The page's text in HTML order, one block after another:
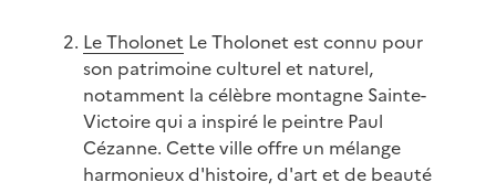
Le Tholonet Le Tholonet est connu pour
son patrimoine culturel et naturel,
notamment la célèbre montagne Sainte-
Victoire qui a inspiré le peintre Paul
Cézanne. Cette ville offre un mélange
harmonieux d'histoire, d'art et de beauté